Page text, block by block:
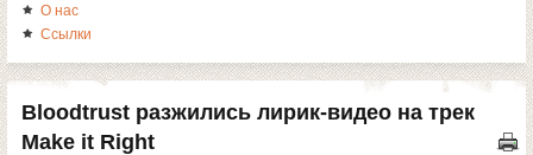
О нас
Ссылки
Bloodtrust разжились лирик-видео на трек
Make it Right